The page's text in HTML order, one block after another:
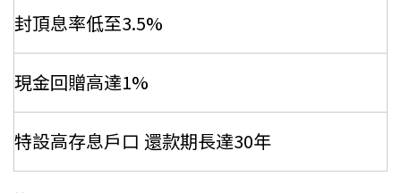
封頂息率低至3.5%
現金回贈高達1%
特設高存息戶口 還款期長達30年